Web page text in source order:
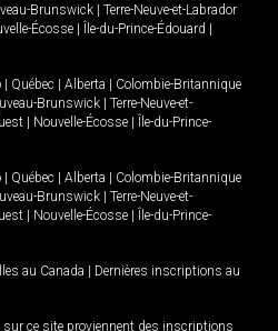
Brunswick
Terre-Neuve-et-Labrador
Écosse Île-du-Prince-Édouard
Québec Alberta
Colombie-Britannique
Brunswick
Terre-Neuve-et-
Nouvelle-Écosse
Île-du-Prince-
Québec Alberta
Colombie-Britannique
Brunswick
Terre-Neuve-et-
Nouvelle-Écosse
Île-du-Prince-
au Canada
Dernières inscriptions au
ce site proviennent des inscriptions